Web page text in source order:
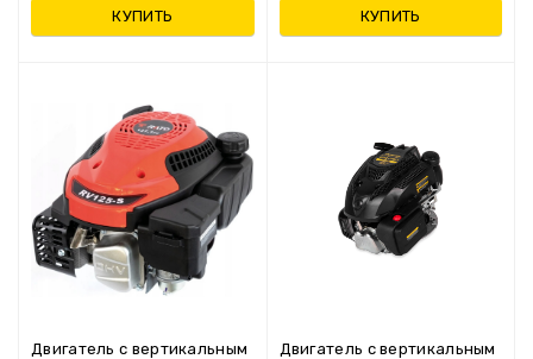
КУПИТЬ КУПИТЬ
Двигатель с вертикальным
Двигатель с вертикальным